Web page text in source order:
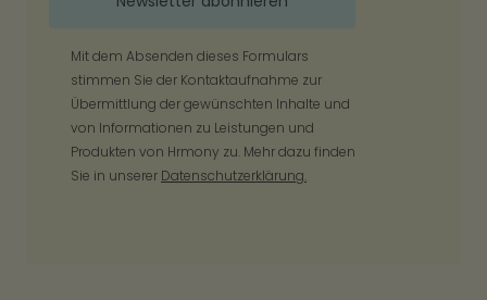
Mit dem Absenden dieses Formulars
stimmen Sie der Kontaktaufnahme zur
Übermittlung der gewünschten Inhalte und
von Informationen zu Leistungen und
Produkten von Hrmony zu. Mehr dazu finden
Sie in unserer Datenschutzerklärung.